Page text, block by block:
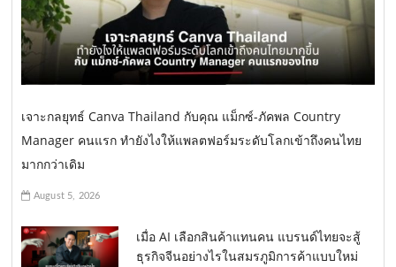
เจาะกลยุทธ์ Canva Thailand กับคุณ แม็กซ์-ภัคพล Country
Manager คนแรก ทำยังไงให้แพลตฟอร์มระดับโลกเข้าถึงคนไทย
มากกว่าเดิม
August 5, 2026
เมื่อ AI เลือกสินค้าแทนคน แบรนด์ไทยจะสู้
ธุรกิจจีนอย่างไรในสมรภูมิการค้าแบบใหม่